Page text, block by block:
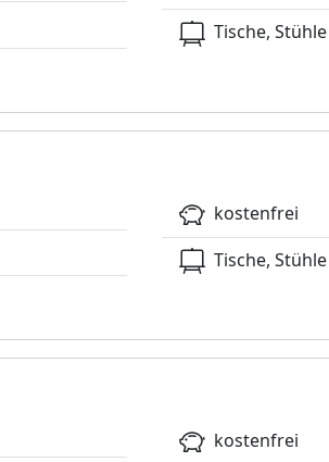
Tische, Stühle
kostenfrei
Tische, Stühle
kostenfrei